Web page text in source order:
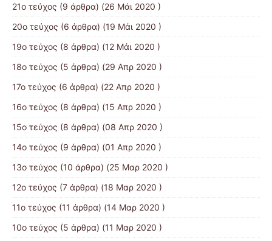
21ο τεύχος (9 άρθρα) (26 Μάι 2020 )
20ο τεύχος (6 άρθρα) (19 Μάι 2020 )
19ο τεύχος (8 άρθρα) (12 Μάι 2020 )
18ο τεύχος (5 άρθρα) (29 Απρ 2020 )
17ο τεύχος (6 άρθρα) (22 Απρ 2020 )
16ο τεύχος (8 άρθρα) (15 Απρ 2020 )
15ο τεύχος (8 άρθρα) (08 Απρ 2020 )
14ο τεύχος (9 άρθρα) (01 Απρ 2020 )
13ο τεύχος (10 άρθρα) (25 Μαρ 2020 )
12ο τεύχος (7 άρθρα) (18 Μαρ 2020 )
11ο τεύχος (11 άρθρα) (14 Μαρ 2020 )
10ο τεύχος (5 άρθρα) (11 Μαρ 2020 )